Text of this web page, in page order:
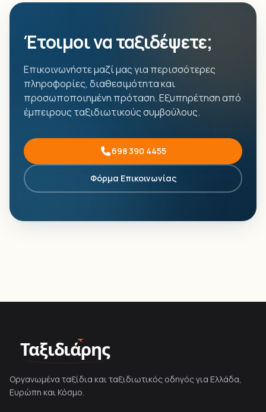
Έτοιμοι να ταξιδέψετε;
Επικοινωνήστε μαζί μας για περισσότερες
πληροφορίες, διαθεσιμότητα και
προσωποποιημένη πρόταση. Εξυπηρέτηση από
έμπειρους ταξιδιωτικούς συμβούλους.
698 390 4455
Φόρμα Επικοινωνίας
Ταξιδιάρης
Οργανωμένα ταξίδια και ταξιδιωτικός οδηγός για Ελλάδα,
Ευρώπη και Κόσμο.